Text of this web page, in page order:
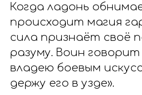
Когда ладонь
происходит магия
сила признаёт своё
разуму. Воин говорит
владею боевым
держу его в узде».